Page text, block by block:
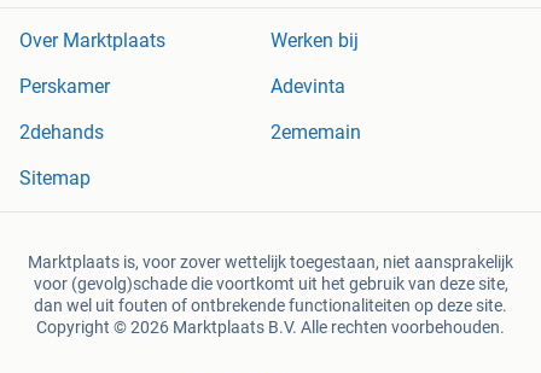
Over Marktplaats
Werken bij
Perskamer
Adevinta
2dehands
2ememain
Sitemap
Marktplaats is, voor zover wettelijk toegestaan, niet aansprakelijk
voor (gevolg)schade die voortkomt uit het gebruik van deze site,
dan wel uit fouten of ontbrekende functionaliteiten op deze site.
Copyright © 2026 Marktplaats B.V. Alle rechten voorbehouden.